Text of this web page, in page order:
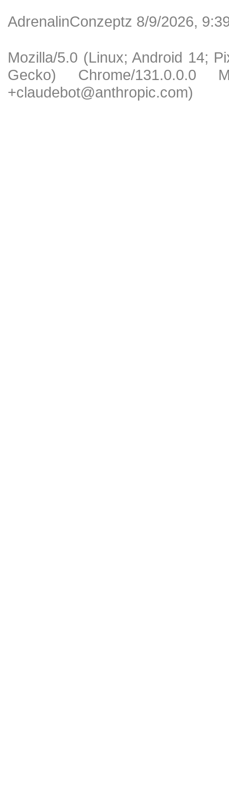
AdrenalinConzeptz 8/9/2026,
Mozilla/5.0 (Linux; Android 14;
Gecko) Chrome/131.0.0.0
+claudebot@anthropic.com)